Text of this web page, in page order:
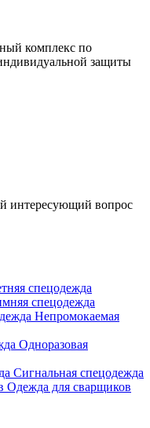
комплекс по
защиты
интересующий вопрос
спецодежда
спецодежда
Непромокаемая
Одноразовая
Сигнальная спецодежда
Одежда для сварщиков